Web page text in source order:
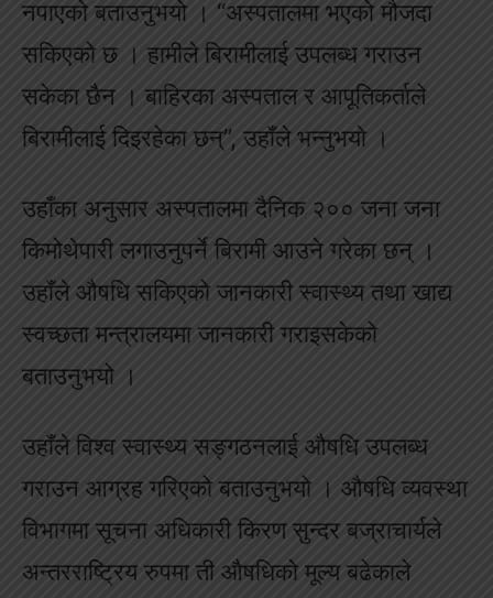
नपाएको बताउनुभयो । “अस्पतालमा भएको मौजदा
सकिएको छ । हामीले बिरामीलाई उपलब्ध गराउन
सकेका छैन । बाहिरका अस्पताल र आपूतिकर्ताले
बिरामीलाई दिइरहेका छन्”, उहाँले भन्नुभयो ।
उहाँका अनुसार अस्पतालमा दैनिक २०० जना जना
किमोथेपारी लगाउनुपर्ने बिरामी आउने गरेका छन् ।
उहाँले औषधि सकिएको जानकारी स्वास्थ्य तथा खाद्य
स्वच्छता मन्त्रालयमा जानकारी गराइसकेको
बताउनुभयो ।
उहाँले विश्व स्वास्थ्य सङ्गठनलाई औषधि उपलब्ध
गराउन आग्रह गरिएको बताउनुभयो । औषधि व्यवस्था
विभागमा सूचना अधिकारी किरण सुन्दर बज्राचार्यले
अन्तरराष्ट्रिय रुपमा ती औषधिको मूल्य बढेकाले